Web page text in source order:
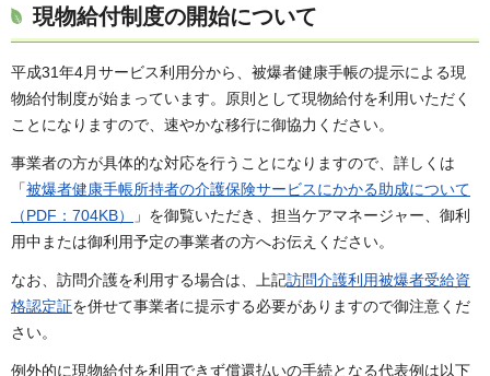
現物給付制度の開始について
平成31年4月サービス利用分から、被爆者健康手帳の提示による現
物給付制度が始まっています。原則として現物給付を利用いただく
ことになりますので、速やかな移行に御協力ください。
事業者の方が具体的な対応を行うことになりますので、詳しくは
「被爆者健康手帳所持者の介護保険サービスにかかる助成について
（PDF：704KB）
」を御覧いただき、担当ケアマネージャー、御利
用中または御利用予定の事業者の方へお伝えください。
なお、訪問介護を利用する場合は、上記訪問介護利用被爆者受給資
格認定証を併せて事業者に提示する必要がありますので御注意くだ
さい。
例外的に現物給付を利用できず償還払いの手続となる代表例は以下